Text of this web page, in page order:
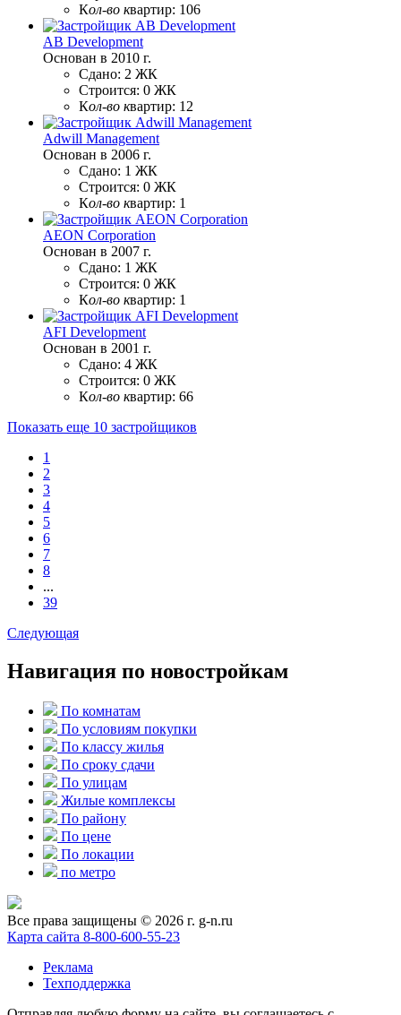
Кол-во квартир: 106
AB Development
Основан в 2010 г.
Сдано: 2 ЖК
Строится: 0 ЖК
Кол-во квартир: 12
Adwill Management
Основан в 2006 г.
Сдано: 1 ЖК
Строится: 0 ЖК
Кол-во квартир: 1
AEON Corporation
Основан в 2007 г.
Сдано: 1 ЖК
Строится: 0 ЖК
Кол-во квартир: 1
AFI Development
Основан в 2001 г.
Сдано: 4 ЖК
Строится: 0 ЖК
Кол-во квартир: 66
Показать еще 10 застройщиков
1
2
3
4
5
6
7
8
...
39
Следующая
Навигация по новостройкам
По комнатам
По условиям покупки
По классу жилья
По сроку сдачи
По улицам
Жилые комплексы
По району
По цене
По локации
по метро
Все права защищены © 2026 г. g-n.ru
Карта сайта 8-800-600-55-23
Реклама
Техподдержка